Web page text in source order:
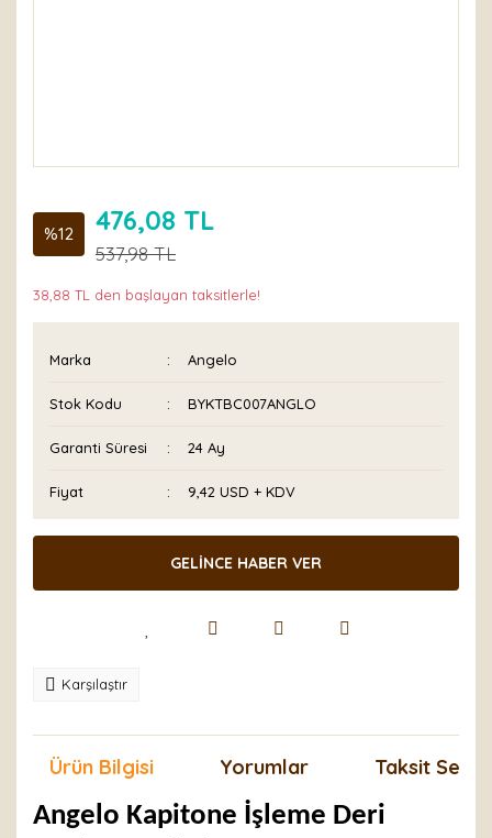
%12 476,08 TL
537,98 TL
38,88 TL den başlayan taksitlerle!
Marka Angelo
Stok Kodu BYKTBC007ANGLO
Garanti Süresi 24 Ay
Fiyat 9,42 USD + KDV
GELİNCE HABER VER
Karşılaştır
Ürün Bilgisi Yorumlar Taksit
Angelo Kapitone İşleme Deri